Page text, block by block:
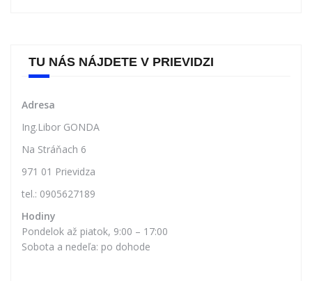
TU NÁS NÁJDETE V PRIEVIDZI
Adresa
Ing.Libor GONDA
Na Stráňach 6
971 01 Prievidza
tel.: 0905627189
Hodiny
Pondelok až piatok, 9:00 – 17:00
Sobota a nedeľa: po dohode